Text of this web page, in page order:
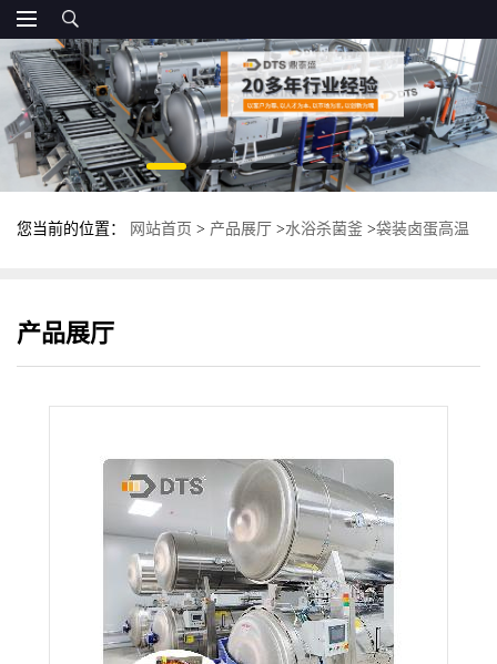
您当前的位置： 网站首页 > 产品展厅 >水浴杀菌釜 >袋装卤蛋高温
产品展厅